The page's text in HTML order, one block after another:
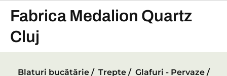
Fabrica Medalion Quartz
Cluj
Blaturi bucătărie / Trepte / Glafuri - Pervaze /